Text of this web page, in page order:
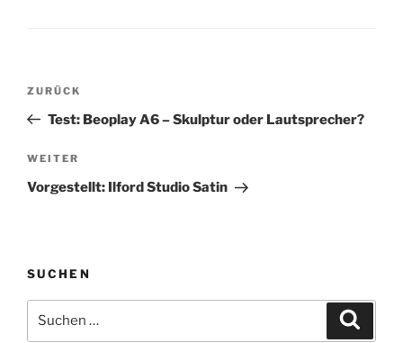
Beitragsnavigation
Vorheriger
Beitrag
ZURÜCK
Test: Beoplay A6 – Skulptur oder Lautsprecher?
Nächster
Beitrag
WEITER
Vorgestellt: Ilford Studio Satin
SUCHEN
nach: